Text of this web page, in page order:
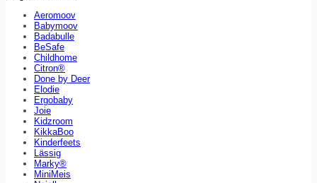
Aeromoov
Babymoov
Badabulle
BeSafe
Childhome
Citron®
Done by Deer
Elodie
Ergobaby
Joie
Kidzroom
KikkaBoo
Kinderfeets
Lässig
Marky®
MiniMeis